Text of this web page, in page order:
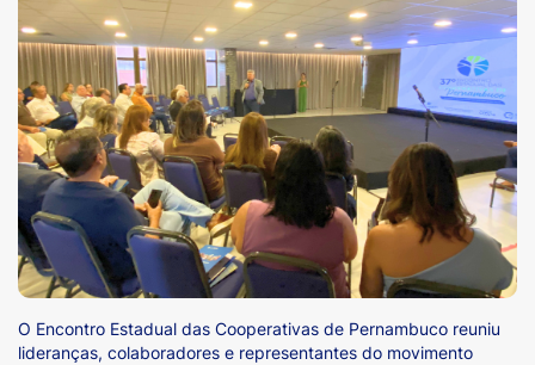
O Encontro Estadual das Cooperativas de Pernambuco reuniu
lideranças, colaboradores e representantes do movimento